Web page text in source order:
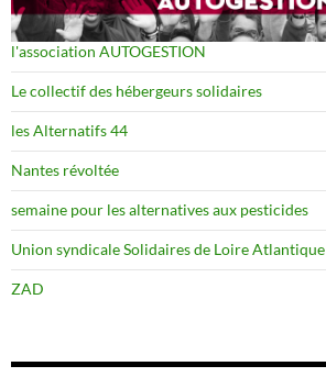
l'association AUTOGESTION
Le collectif des hébergeurs solidaires
les Alternatifs 44
Nantes révoltée
semaine pour les alternatives aux pesticides
Union syndicale Solidaires de Loire Atlantique
ZAD